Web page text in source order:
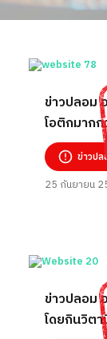
ข่าวปลอม
โอติกมาก
ดี 3
ข่าวปล
25 กันยายน
ข่าวปลอม
โดยกินวิต